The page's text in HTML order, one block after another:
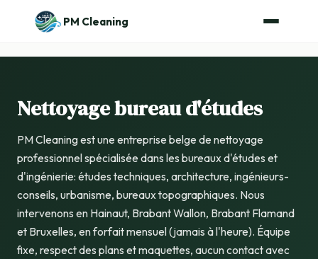
PM Cleaning
Nettoyage bureau d'études
PM Cleaning est une entreprise belge de nettoyage
professionnel spécialisée dans les bureaux d'études et
d'ingénierie: études techniques, architecture, ingénieurs-
conseils, urbanisme, bureaux topographiques. Nous
intervenons en Hainaut, Brabant Wallon, Brabant Flamand
et Bruxelles, en forfait mensuel (jamais à l'heure). Équipe
fixe, respect des plans et maquettes, aucun contact avec